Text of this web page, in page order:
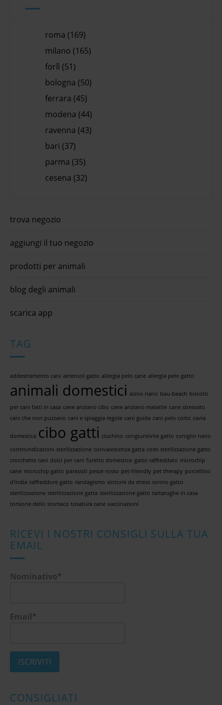
roma (169)
milano (165)
forlì (51)
bologna (50)
ferrara (45)
modena (44)
ravenna (43)
bari (37)
parma (35)
cesena (32)
trova negozio
aggiungi il tuo negozio
prodotti per animali
blog degli animali
scarica app
TAG
addestramento cani aereosol gatto allergia pelo cane allergia pelo gatto
animali domestici asino nano bau-beach biscotti
per cani fatti in casa cane anziano cibo cane anziano malattie cane stressato
cani che non puzzano cani e spiaggia regole cani guida cani pelo corto cavia
domestica cibo gatti ciuchino congiuntivite gatto coniglio nano
controindicazioni sterilizzazione convalescenza gatta costi sterilizzazione gatto
crocchette cani dolci per cani furetto domestico gatto raffreddato microchip
cane microchip gatto parassiti pesce rosso pet-friendly pet therapy porcellino
d'india raffreddore gatto randagismo sintomi da stress sonno gatto
sterilizzazione sterilizzazione gatta sterilizzazione gatto tartarughe in casa
torsione dello stomaco tosatura cane vaccinazioni
RICEVI I NOSTRI CONSIGLI SULLA TUA
EMAIL
Nominativo*
Email*
CONSIGLIATI